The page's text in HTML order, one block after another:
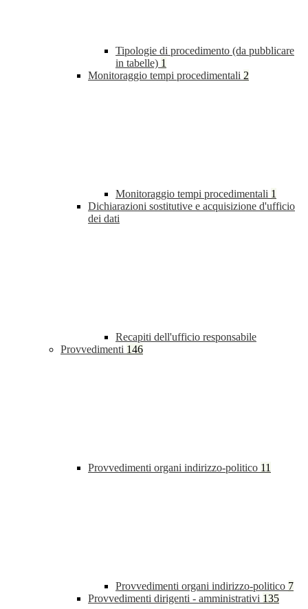
Tipologie di procedimento (da pubblicare
in tabelle) 1
Monitoraggio tempi procedimentali 2
Monitoraggio tempi procedimentali 1
Dichiarazioni sostitutive e acquisizione d'ufficio
dei dati
Recapiti dell'ufficio responsabile
Provvedimenti 146
Provvedimenti organi indirizzo-politico 11
Provvedimenti organi indirizzo-politico 7
Provvedimenti dirigenti - amministrativi 135